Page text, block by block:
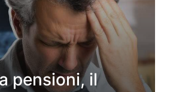
pensioni, il